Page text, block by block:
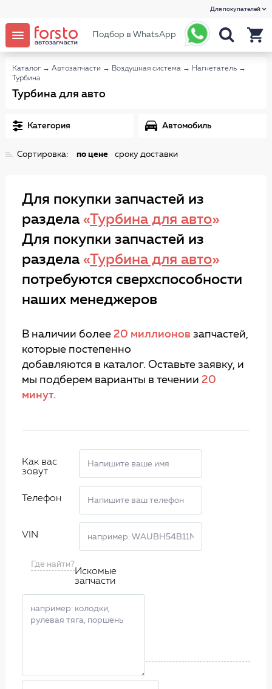
Для покупателей
Подбор в WhatsApp
Каталог → Автозапчасти → Воздушная система → Нагнетатель →
Турбина
Турбина для авто
Категория Автомобиль
Сортировка: по цене сроку доставки
Для покупки запчастей из
раздела «Турбина для авто»
Для покупки запчастей из
раздела «Турбина для авто»
потребуются сверхспособности
наших менеджеров
В наличии более 20 миллионов запчастей,
которые постепенно
добавляются в каталог. Оставьте заявку, и
мы подберем варианты в течении 20
минут.
Как вас
зовут
Телефон
VIN
Где найти?
Искомые
запчасти